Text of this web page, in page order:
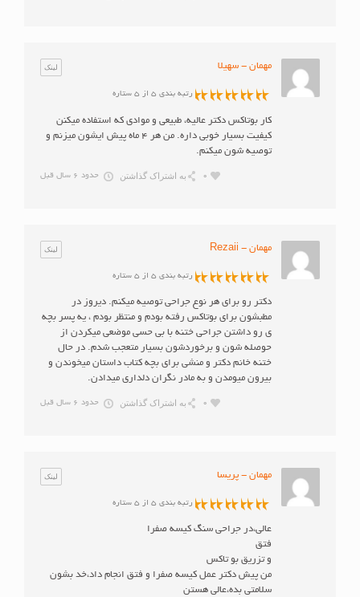
مهمان - سهیلا
رتبه بندی 5 از 5 ستاره
کار بوتاکس دکتر عالیه، طبیعی و موادی که استفاده میکنن
کیفیت بسیار خوبی داره. من هر ۴ ماه پیش ایشون میزنم و
توصیه شون میکنم.
حدود 6 سال قبل 0 به اشتراک گذاشتن
مهمان - Rezaii
رتبه بندی 5 از 5 ستاره
دکتر رو برای هر نوع جراحی توصیه میکنم. دیروز در
مطبشون برای بوتاکس رفته بودم و منتظر بودم ، یه پسر بچه
ی رو داشتن جراحی ختنه با بی حسی موضعی میکردن از
حوصله شون و برخوردشون بسیار متعجب شدم. در حال
ختنه خانم دکتر و منشی برای بچه کتاب داستان میخوندن و
بیرون میومدن و به مادر نگران دلداری میدادن.
حدود 6 سال قبل 0 به اشتراک گذاشتن
مهمان - پریسا
رتبه بندی 5 از 5 ستاره
عالی،در جراحی سنگ کیسه صفرا
فتق
و تزریق بو تاکس
من پیش دکتر عمل کیسه صفرا و فتق انجام داد،خد بشون
سلامتی بده،عالی هستن